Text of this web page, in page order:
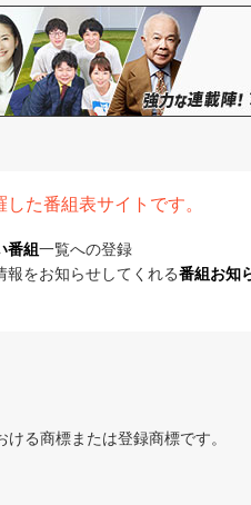
た番組表サイトです。
番組 一覧への登録
報をお知らせしてくれる番組お知
る商標または登録商標です。